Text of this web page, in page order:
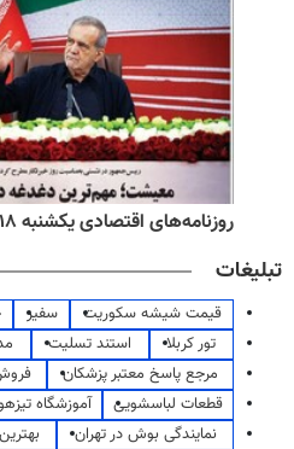
روزنامه‌های اقتصادی یکشنبه ۱۸ مرداد ۱۴۰۵
تبلیغات
قیمت شیشه سکوریت سفیر
تور کربلا
استند تسلیت
مرجع پاسخ معتبر پزشکان
قطعات لباسشویی
آموزشگاه
نمایندگی بوش در تهران